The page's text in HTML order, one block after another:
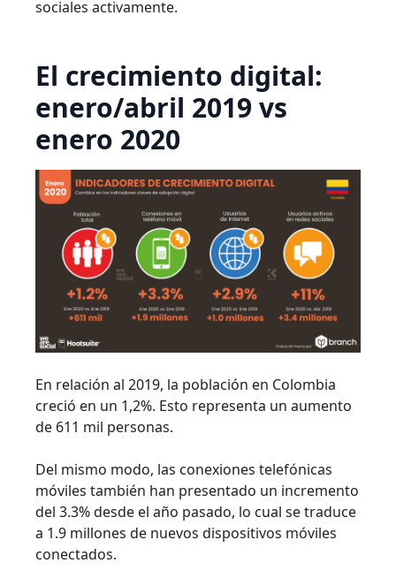
sociales activamente.
El crecimiento digital:
enero/abril 2019 vs
enero 2020
En relación al 2019, la población en Colombia
creció en un 1,2%. Esto representa un aumento
de 611 mil personas.
Del mismo modo, las conexiones telefónicas
móviles también han presentado un incremento
del 3.3% desde el año pasado, lo cual se traduce
a 1.9 millones de nuevos dispositivos móviles
conectados.